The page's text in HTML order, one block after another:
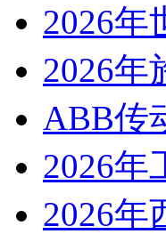
2026年
2026年
ABB传
2026年
2026年